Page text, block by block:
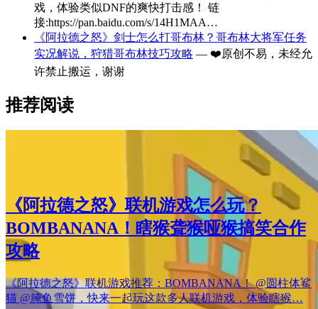
戏，体验类似DNF的爽快打击感！ 链
接:https://pan.baidu.com/s/14H1MAA…
《阿拉德之怒》剑士怎么打哥布林？哥布林大将军任务
实况解说，狩猎哥布林技巧攻略 — ❤️原创不易，未经允
许禁止搬运，谢谢
推荐阅读
《阿拉德之怒》联机游戏怎么玩？
BOMBANANA！瞎猴聋猴哑猴搞笑合作
攻略
《阿拉德之怒》联机游戏推荐：BOMBANANA！ @圆柱体鲨
猫 @腌鱼雪饼，快来一起玩这款多人联机游戏，体验瞎猴…